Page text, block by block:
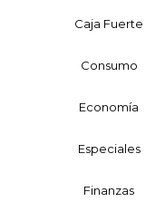
Caja Fuerte
Consumo
Economía
Especiales
Finanzas